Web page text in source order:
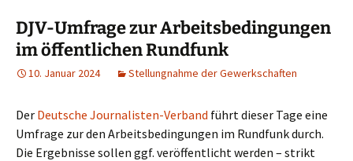
DJV-Umfrage zur Arbeitsbedingungen
im öffentlichen Rundfunk
10. Januar 2024 Stellungnahme der Gewerkschaften
Der Deutsche Journalisten-Verband führt dieser Tage eine
Umfrage zur den Arbeitsbedingungen im Rundfunk durch.
Die Ergebnisse sollen ggf. veröffentlicht werden – strikt